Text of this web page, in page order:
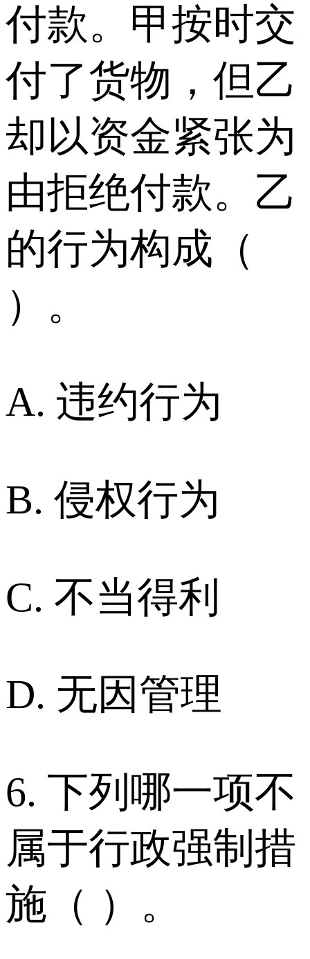
付款。甲按时交
付了货物，但乙
却以资金紧张为
由拒绝付款。乙
的行为构成（
）。
A. 违约行为
B. 侵权行为
C. 不当得利
D. 无因管理
6. 下列哪一项不
属于行政强制措
施（ ）。